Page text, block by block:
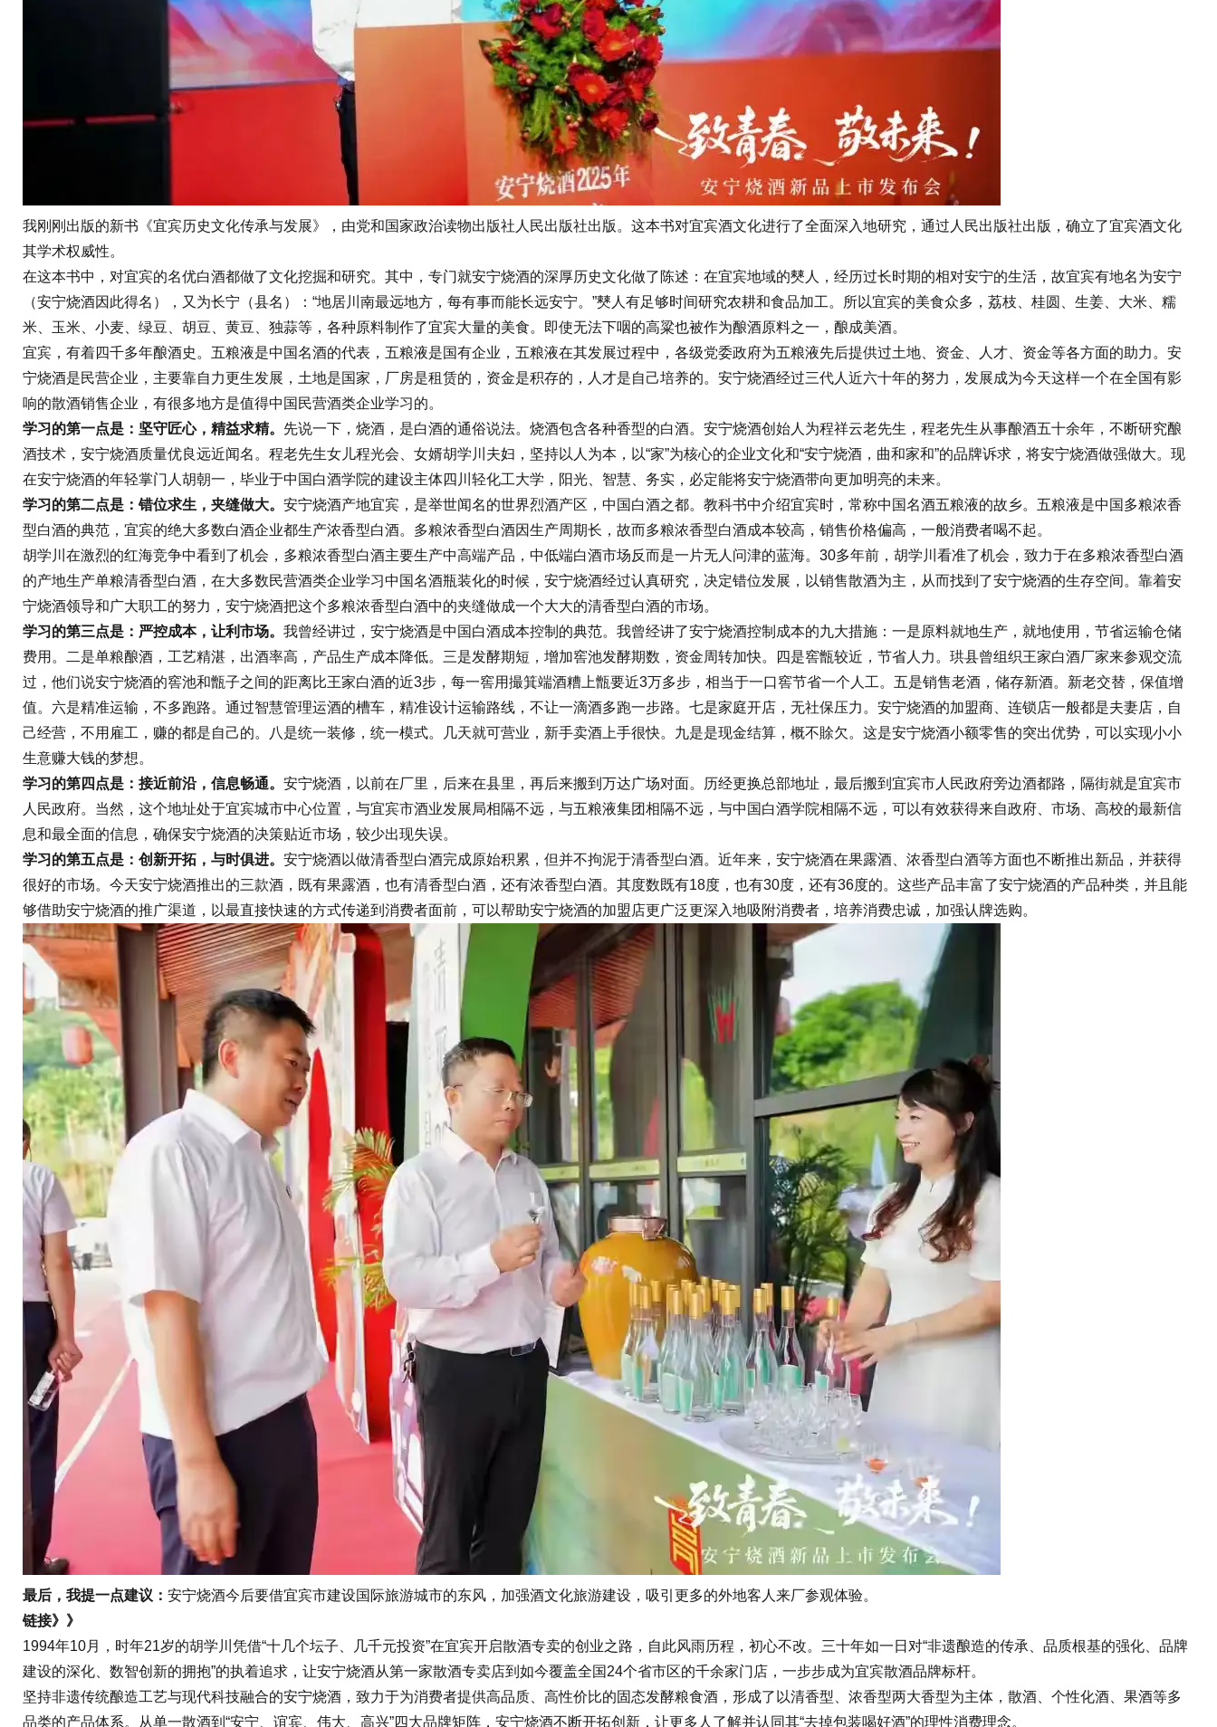
我刚刚出版的新书《宜宾历史文化传承与发展》，由党和国家政治读物出版社人民出版社出版。这本书对宜宾酒文化进行了全面深入地研究，通过人民出版社出版，确立了宜宾酒文化
其学术权威性。
在这本书中，对宜宾的名优白酒都做了文化挖掘和研究。其中，专门就安宁烧酒的深厚历史文化做了陈述：在宜宾地域的僰人，经历过长时期的相对安宁的生活，故宜宾有地名为安宁
（安宁烧酒因此得名），又为长宁（县名）：“地居川南最远地方，每有事而能长远安宁。”僰人有足够时间研究农耕和食品加工。所以宜宾的美食众多，荔枝、桂圆、生姜、大米、糯
米、玉米、小麦、绿豆、胡豆、黄豆、独蒜等，各种原料制作了宜宾大量的美食。即使无法下咽的高粱也被作为酿酒原料之一，酿成美酒。
宜宾，有着四千多年酿酒史。五粮液是中国名酒的代表，五粮液是国有企业，五粮液在其发展过程中，各级党委政府为五粮液先后提供过土地、资金、人才、资金等各方面的助力。安
宁烧酒是民营企业，主要靠自力更生发展，土地是国家，厂房是租赁的，资金是积存的，人才是自己培养的。安宁烧酒经过三代人近六十年的努力，发展成为今天这样一个在全国有影
响的散酒销售企业，有很多地方是值得中国民营酒类企业学习的。
学习的第一点是：坚守匠心，精益求精。 先说一下，烧酒，是白酒的通俗说法。烧酒包含各种香型的白酒。安宁烧酒创始人为程祥云老先生，程老先生从事酿酒五十余年，不断研究酿
酒技术，安宁烧酒质量优良远近闻名。程老先生女儿程光会、女婿胡学川夫妇，坚持以人为本，以“家”为核心的企业文化和“安宁烧酒，曲和家和”的品牌诉求，将安宁烧酒做强做大。现
在安宁烧酒的年轻掌门人胡朝一，毕业于中国白酒学院的建设主体四川轻化工大学，阳光、智慧、务实，必定能将安宁烧酒带向更加明亮的未来。
学习的第二点是：错位求生，夹缝做大。 安宁烧酒产地宜宾，是举世闻名的世界烈酒产区，中国白酒之都。教科书中介绍宜宾时，常称中国名酒五粮液的故乡。五粮液是中国多粮浓香
型白酒的典范，宜宾的绝大多数白酒企业都生产浓香型白酒。多粮浓香型白酒因生产周期长，故而多粮浓香型白酒成本较高，销售价格偏高，一般消费者喝不起。
胡学川在激烈的红海竞争中看到了机会，多粮浓香型白酒主要生产中高端产品，中低端白酒市场反而是一片无人问津的蓝海。30多年前，胡学川看准了机会，致力于在多粮浓香型白酒
的产地生产单粮清香型白酒，在大多数民营酒类企业学习中国名酒瓶装化的时候，安宁烧酒经过认真研究，决定错位发展，以销售散酒为主，从而找到了安宁烧酒的生存空间。靠着安
宁烧酒领导和广大职工的努力，安宁烧酒把这个多粮浓香型白酒中的夹缝做成一个大大的清香型白酒的市场。
学习的第三点是：严控成本，让利市场。 我曾经讲过，安宁烧酒是中国白酒成本控制的典范。我曾经讲了安宁烧酒控制成本的九大措施：一是原料就地生产，就地使用，节省运输仓储
费用。二是单粮酿酒，工艺精湛，出酒率高，产品生产成本降低。三是发酵期短，增加窖池发酵期数，资金周转加快。四是窖甑较近，节省人力。珙县曾组织王家白酒厂家来参观交流
过，他们说安宁烧酒的窖池和甑子之间的距离比王家白酒的近3步，每一窖用撮箕端酒糟上甑要近3万多步，相当于一口窖节省一个人工。五是销售老酒，储存新酒。新老交替，保值增
值。六是精准运输，不多跑路。通过智慧管理运酒的槽车，精准设计运输路线，不让一滴酒多跑一步路。七是家庭开店，无社保压力。安宁烧酒的加盟商、连锁店一般都是夫妻店，自
己经营，不用雇工，赚的都是自己的。八是统一装修，统一模式。几天就可营业，新手卖酒上手很快。九是是现金结算，概不賖欠。这是安宁烧酒小额零售的突出优势，可以实现小小
生意赚大钱的梦想。
学习的第四点是：接近前沿，信息畅通。 安宁烧酒，以前在厂里，后来在县里，再后来搬到万达广场对面。历经更换总部地址，最后搬到宜宾市人民政府旁边酒都路，隔街就是宜宾市
人民政府。当然，这个地址处于宜宾城市中心位置，与宜宾市酒业发展局相隔不远，与五粮液集团相隔不远，与中国白酒学院相隔不远，可以有效获得来自政府、市场、高校的最新信
息和最全面的信息，确保安宁烧酒的决策贴近市场，较少出现失误。
学习的第五点是：创新开拓，与时俱进。 安宁烧酒以做清香型白酒完成原始积累，但并不拘泥于清香型白酒。近年来，安宁烧酒在果露酒、浓香型白酒等方面也不断推出新品，并获得
很好的市场。今天安宁烧酒推出的三款酒，既有果露酒，也有清香型白酒，还有浓香型白酒。其度数既有18度，也有30度，还有36度的。这些产品丰富了安宁烧酒的产品种类，并且能
够借助安宁烧酒的推广渠道，以最直接快速的方式传递到消费者面前，可以帮助安宁烧酒的加盟店更广泛更深入地吸附消费者，培养消费忠诚，加强认牌选购。
最后，我提一点建议： 安宁烧酒今后要借宜宾市建设国际旅游城市的东风，加强酒文化旅游建设，吸引更多的外地客人来厂参观体验。
链接》》
1994年10月，时年21岁的胡学川凭借“十几个坛子、几千元投资”在宜宾开启散酒专卖的创业之路，自此风雨历程，初心不改。三十年如一日对“非遗酿造的传承、品质根基的强化、品牌
建设的深化、数智创新的拥抱”的执着追求，让安宁烧酒从第一家散酒专卖店到如今覆盖全国24个省市区的千余家门店，一步步成为宜宾散酒品牌标杆。
坚持非遗传统酿造工艺与现代科技融合的安宁烧酒，致力于为消费者提供高品质、高性价比的固态发酵粮食酒，形成了以清香型、浓香型两大香型为主体，散酒、个性化酒、果酒等多
品类的产品体系。从单一散酒到“安宁、谊宾、伟大、高兴”四大品牌矩阵，安宁烧酒不断开拓创新，让更多人了解并认同其“去掉包装喝好酒”的理性消费理念。